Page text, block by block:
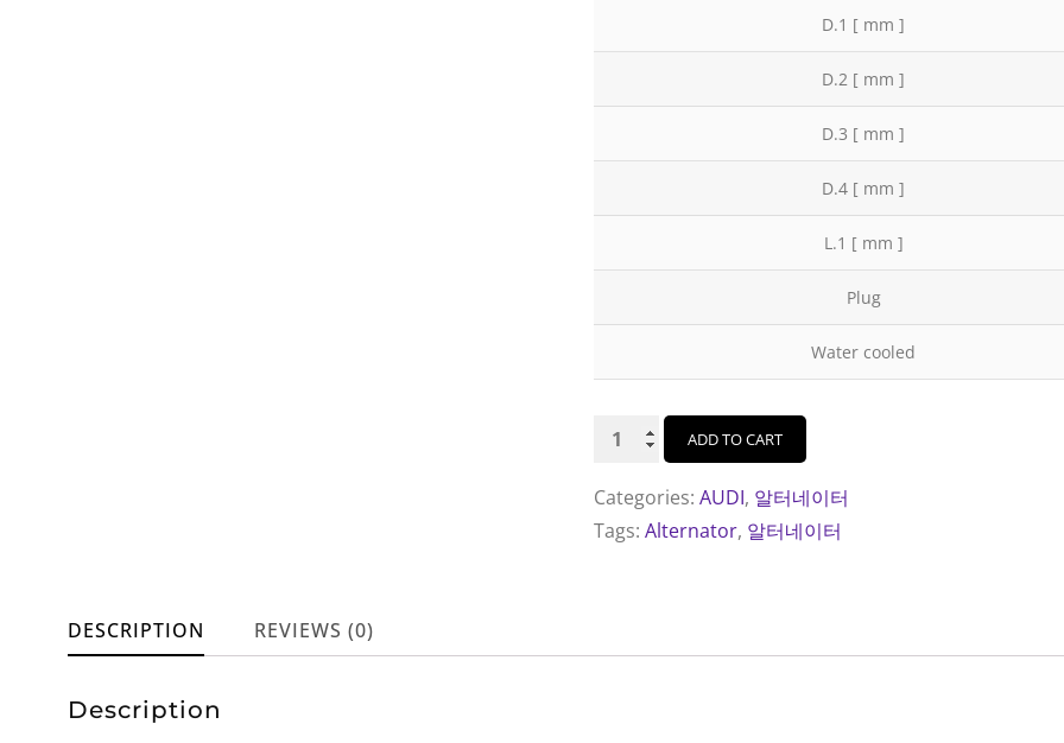
D.1 [ mm ]
D.2 [ mm ]
D.3 [ mm ]
D.4 [ mm ]
L.1 [ mm ]
Plug
Water cooled
AS
터
네
(AUDI
ADD TO CART
Categories: AUDI, 알터네이터
Tags: Alternator, 알터네이터
DESCRIPTION REVIEWS (0)
Description